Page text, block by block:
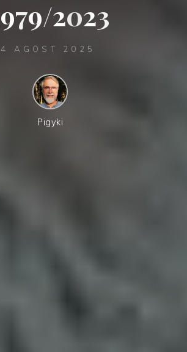
979/2023
4 AGOST 2025
Pigyki